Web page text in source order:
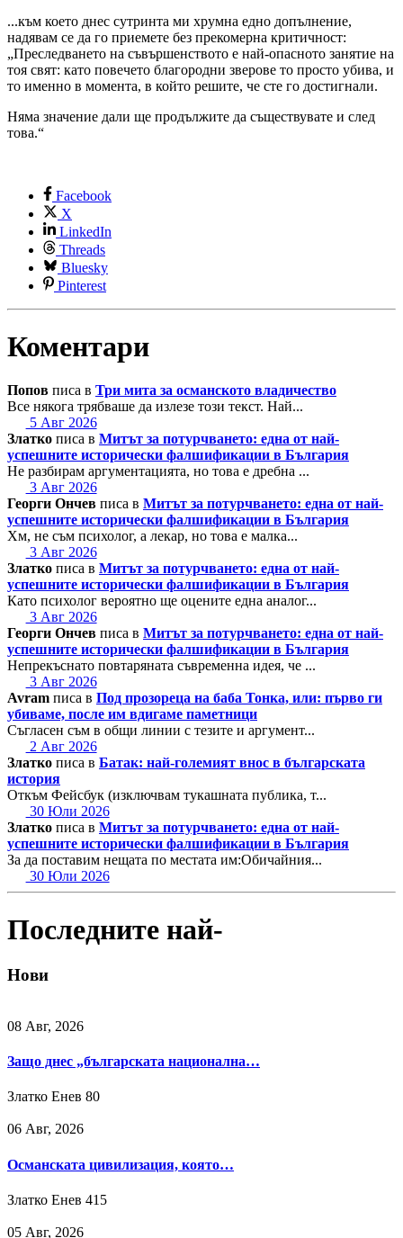
...към което днес сутринта ми хрумна едно допълнение,
надявам се да го приемете без прекомерна критичност:
„Преследването на съвършенството е най-опасното занятие на
тоя свят: като повечето благородни зверове то просто убива, и
то именно в момента, в който решите, че сте го достигнали.
Няма значение дали ще продължите да съществувате и след
това.“
Facebook
X
LinkedIn
Threads
Bluesky
Pinterest
Коментари
Попов писа в Три мита за османското владичество
Все някога трябваше да излезе този текст. Най...
5 Авг 2026
Златко писа в Митът за потурчването: една от най-
успешните исторически фалшификации в България
Не разбирам аргументацията, но това е дребна ...
3 Авг 2026
Георги Ончев писа в Митът за потурчването: една от най-
успешните исторически фалшификации в България
Хм, не съм психолог, а лекар, но това е малка...
3 Авг 2026
Златко писа в Митът за потурчването: една от най-
успешните исторически фалшификации в България
Като психолог вероятно ще оцените една аналог...
3 Авг 2026
Георги Ончев писа в Митът за потурчването: една от най-
успешните исторически фалшификации в България
Непрекъснато повтаряната съвременна идея, че ...
3 Авг 2026
Avram писа в Под прозореца на баба Тонка, или: първо ги
убиваме, после им вдигаме паметници
Съгласен съм в общи линии с тезите и аргумент...
2 Авг 2026
Златко писа в Батак: най-големият внос в българската
история
Откъм Фейсбук (изключвам тукашната публика, т...
30 Юли 2026
Златко писа в Митът за потурчването: една от най-
успешните исторически фалшификации в България
За да поставим нещата по местата им:Обичайния...
30 Юли 2026
Последните най-
Нови
08 Авг, 2026
Защо днес „българската национална…
Златко Енев 80
06 Авг, 2026
Османската цивилизация, която…
Златко Енев 415
05 Авг, 2026